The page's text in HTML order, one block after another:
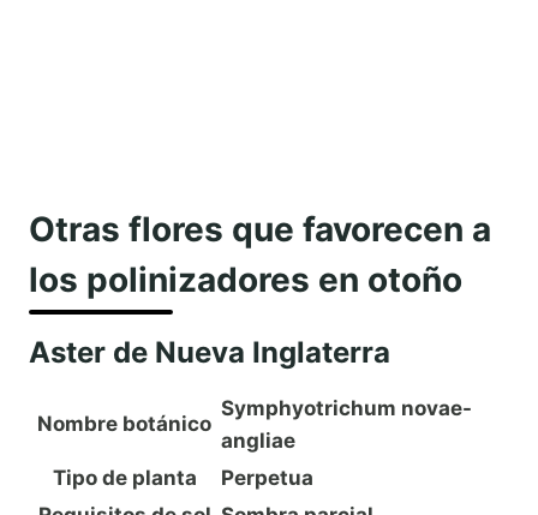
Otras flores que favorecen a
los polinizadores en otoño
Aster de Nueva Inglaterra
Nombre botánico
Symphyotrichum novae-
angliae
Tipo de planta
Perpetua